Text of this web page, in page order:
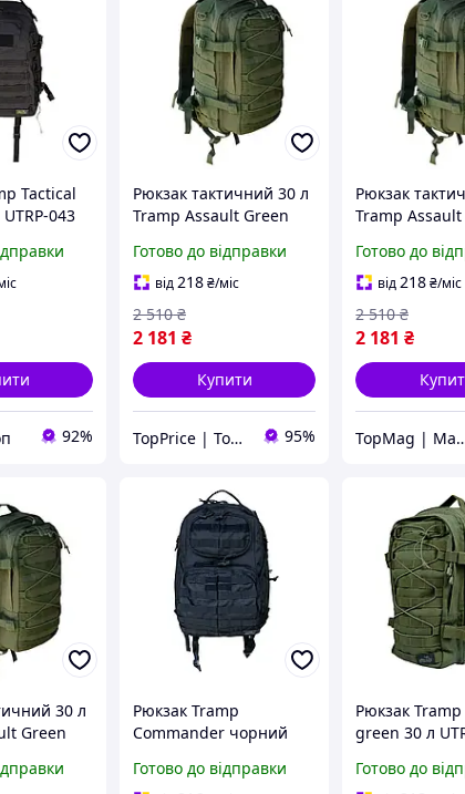
Tactical
043
1.070 кг
92%
Рюкзак тактичний 30 л
Tramp Assault Green
Готово до відправки
від218₴/міс
2 181 ₴
2 510 ₴
Купити
TopPrice | Товари за ТОП-ціною 95%
Рюкзак
Tramp
Готово до
від218₴/міс
2 181 ₴
2 510 ₴
TopMag |
30 л
Green
Рюкзак Tramp
Commander чорний
тактичний з системою
Готово до відправки
Рюкзак
green 30 л
активного
Готово до